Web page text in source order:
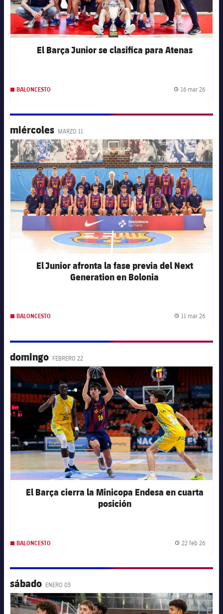
El Barça Junior se clasifica para Atenas
BALONCESTO Fecha
16 mar 26
miércoles MARZO 11
FC Barcelona club badge
El Junior afronta la fase previa del Next
Generation en Bolonia
BALONCESTO Fecha
11 mar 26
domingo FEBRERO 22
FC Barcelona club badge
El Barça cierra la Minicopa Endesa en cuarta
posición
BALONCESTO Fecha
22 feb 26
sábado ENERO 03
FC Barcelona club badge